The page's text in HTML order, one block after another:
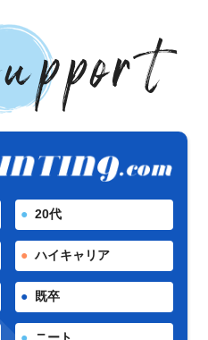
20代
ハイキャリア
既卒